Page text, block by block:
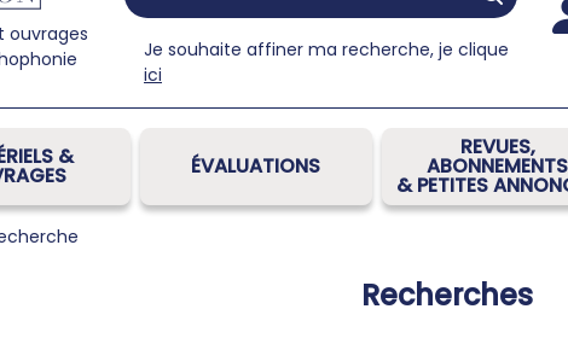
ouvrages
Je souhaite affiner ma recherche, je clique
ici
& ÉVALUATIONS
REVUES,
ABONNEMENTS
& PETITES
Recherches